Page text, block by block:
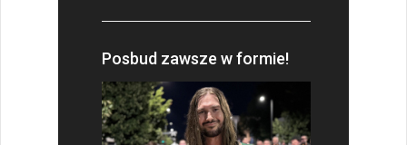
Posbud zawsze w formie!